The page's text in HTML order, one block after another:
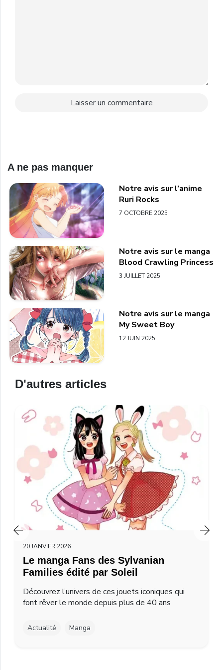
A ne pas manquer
Notre avis sur l’anime
Ruri Rocks
7 OCTOBRE 2025
Notre avis sur le manga
Blood Crawling Princess
3 JUILLET 2025
Notre avis sur le manga
My Sweet Boy
12 JUIN 2025
D'autres articles
20 JANVIER 2026
Le manga Fans des Sylvanian
Families édité par Soleil
Découvrez l’univers de ces jouets iconiques qui
font rêver le monde depuis plus de 40 ans
Actualité Manga